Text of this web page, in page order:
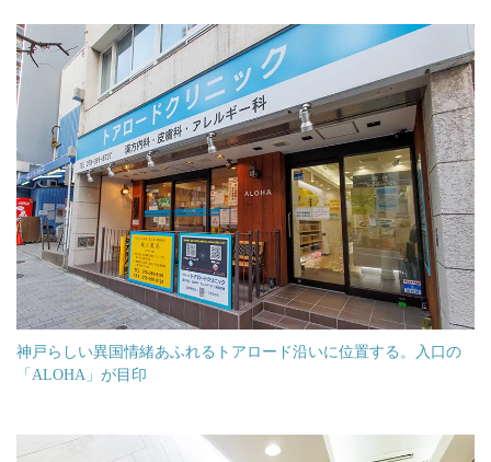
神戸らしい異国情緒あふれるトアロード沿いに位置する。入口の
「ALOHA」が目印